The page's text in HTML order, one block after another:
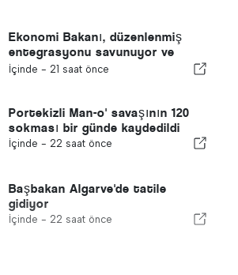
Ekonomi Bakanı, düzenlenmiş
entegrasyonu savunuyor ve
göçmenler için hızlı bir kanal
İçinde - 21 saat önce
Portekizli Man-o' savaşının 120
sokması bir günde kaydedildi
İçinde - 22 saat önce
Başbakan Algarve'de tatile
gidiyor
İçinde - 22 saat önce